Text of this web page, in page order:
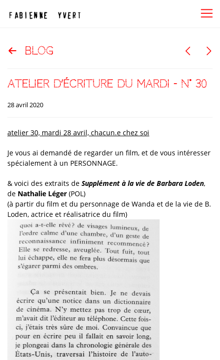
blog
atelier d’écriture du mardi – N° 30
28 avril 2020
atelier 30, mardi 28 avril, chacun.e chez soi
Je vous ai demandé de regarder un film, et de vous intéresser
spécialement à un PERSONNAGE.
& voici des extraits de Supplément à la vie de Barbara Loden,
de Nathalie Léger (POL)
(à partir du film et du personnage de Wanda et de la vie de B.
Loden, actrice et réalisatrice du film)